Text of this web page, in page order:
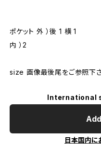
ポケット 外 ）後 1 横 1
内 ）2
size 画像最後尾をご参照下
International
日本国内に